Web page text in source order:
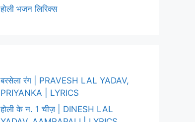
होली भजन लिरिक्स
बरसेला रंग | PRAVESH LAL YADAV,
PRIYANKA | LYRICS
होली के न. 1 चीज़ | DINESH LAL